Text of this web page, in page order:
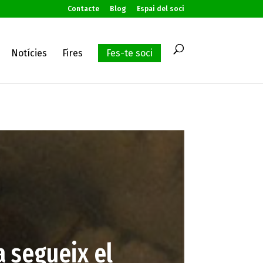
Contacte Blog Espai del soci
Notícies Fires Fes-te soci
segueix el